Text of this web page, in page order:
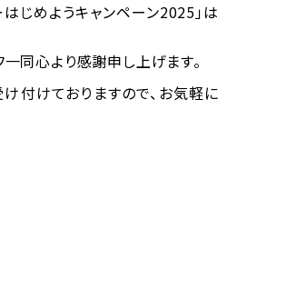
じめようキャンペーン2025」は
同心より感謝申し上げます。
付けておりますので、お気軽に